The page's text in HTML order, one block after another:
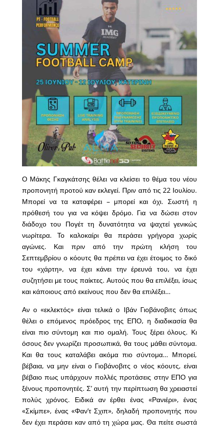
Ο Μάκης Γκαγκάτσης θέλει να κλείσει το θέμα του νέου
προπονητή προτού καν εκλεγεί. Πριν από τις 22 Ιουλίου.
Μπορεί να τα καταφέρει – μπορεί και όχι. Σωστή η
πρόθεσή του για να κόψει δρόμο. Για να δώσει στον
διάδοχο του Πογέτ τη δυνατότητα να ψαχτεί γενικώς
νωρίτερα. Το καλοκαίρι θα περάσει γρήγορα χωρίς
αγώνες. Και πριν από την πρώτη κλήση του
Σεπτεμβρίου ο κόουτς θα πρέπει να έχει έτοιμος το δικό
του «χάρτη», να έχει κάνει την έρευνά του, να έχει
συζητήσει με τους παίκτες. Αυτούς που θα επιλέξει, ίσως
και κάποιους από εκείνους που δεν θα επιλέξει…
Αν ο «εκλεκτός» είναι τελικά ο Ιβάν Γιοβάνοβιτς όπως
θέλει ο επόμενος πρόεδρος της ΕΠΟ, η διαδικασία θα
είναι πιο σύντομη και πιο ομαλή. Τους ξέρει όλους. Κι
όσους δεν γνωρίζει προσωπικά, θα τους μάθει σύντομα.
Και θα τους καταλάβει ακόμα πιο σύντομα… Μπορεί,
βέβαια, να μην είναι ο Γιοβάνοβιτς ο νέος κόουτς, είναι
βέβαιο πως υπάρχουν πολλές προτάσεις στην ΕΠΟ για
ξένους προπονητές. Σ’ αυτή την περίπτωση θα χρειαστεί
πολύς χρόνος. Ειδικά αν έρθει ένας «Ρανιέρι», ένας
«Σκίμπε», ένας «Φαν’τ Σχιπ», δηλαδή προπονητής που
δεν έχει περάσει καν από τη χώρα μας. Θα πείτε σωστά